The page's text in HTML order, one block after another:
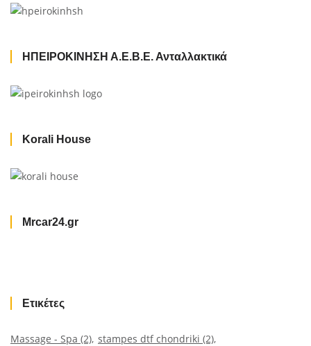
ΗΠΕΙΡΟΚΙΝΗΣΗ Α.Ε.Β.Ε. Ανταλλακτικά
Korali House
Mrcar24.gr
Ετικέτες
Massage - Spa (2) stampes dtf chondriki (2)